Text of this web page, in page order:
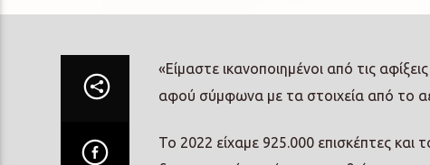
«Είμαστε ικανοποιημένοι από τις
αφού σύμφωνα με τα στοιχεία από το
Το 2022 είχαμε 925.000 επισκέπτες